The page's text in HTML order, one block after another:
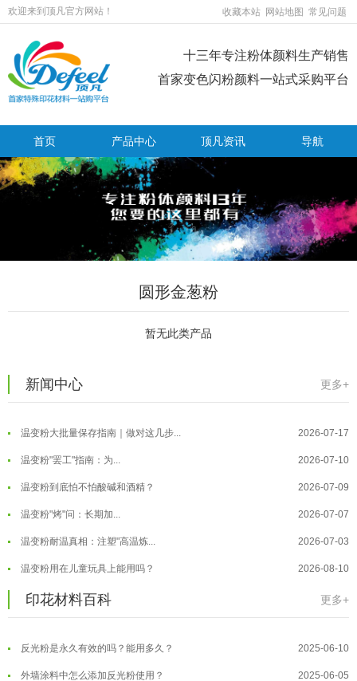
欢迎来到顶凡官方网站！ 收藏本站 网站地图 常见问题
十三年专注粉体颜料生产销售
首家变色闪粉颜料一站式采购平台
首页 产品中心 顶凡资讯 导航
圆形金葱粉
暂无此类产品
新闻中心 更多+
温变粉用在儿童玩具上能用吗？
温变粉注塑后表面翻车？粗糙、颗粒...
温变粉保质期有多久？开封后如何保... 2026-07-20
温变粉大批量保存指南｜做对这几步... 2026-07-17
温变粉"罢工"指南：为... 2026-07-10
温变粉到底怕不怕酸碱和酒精？ 2026-07-09
温变粉"烤"问：长期加... 2026-07-07
温变粉耐温真相：注塑"高温炼... 2026-07-03
温变粉用在儿童玩具上能用吗？ 2026-08-10
温变粉可以做防伪标签、温变防伪吗... 2026-08-05
温变粉适合做热变还是冷变？ 2026-08-04
温变粉注塑后表面翻车？粗糙、颗粒... 2026-07-28
温变粉保质期有多久？开封后如何保... 2026-07-20
印花材料百科 更多+
温变粉丝印到底用多少目网版？这篇... 2026-06-11
反光粉太久不用结块要怎么处理？ 2025-07-11
印花温变粉最适合用在什么行业上呢... 2025-06-20
油性反光粉怎么印花效果最好？
超细反光粉怎么印牢度才会更好？ 2025-06-11
反光粉是永久有效的吗？能用多久？ 2025-06-10
外墙涂料中怎么添加反光粉使用？ 2025-06-05